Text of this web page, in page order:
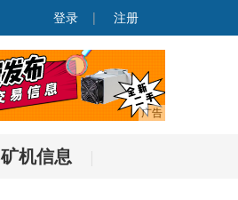
登录 | 注册
矿机信息